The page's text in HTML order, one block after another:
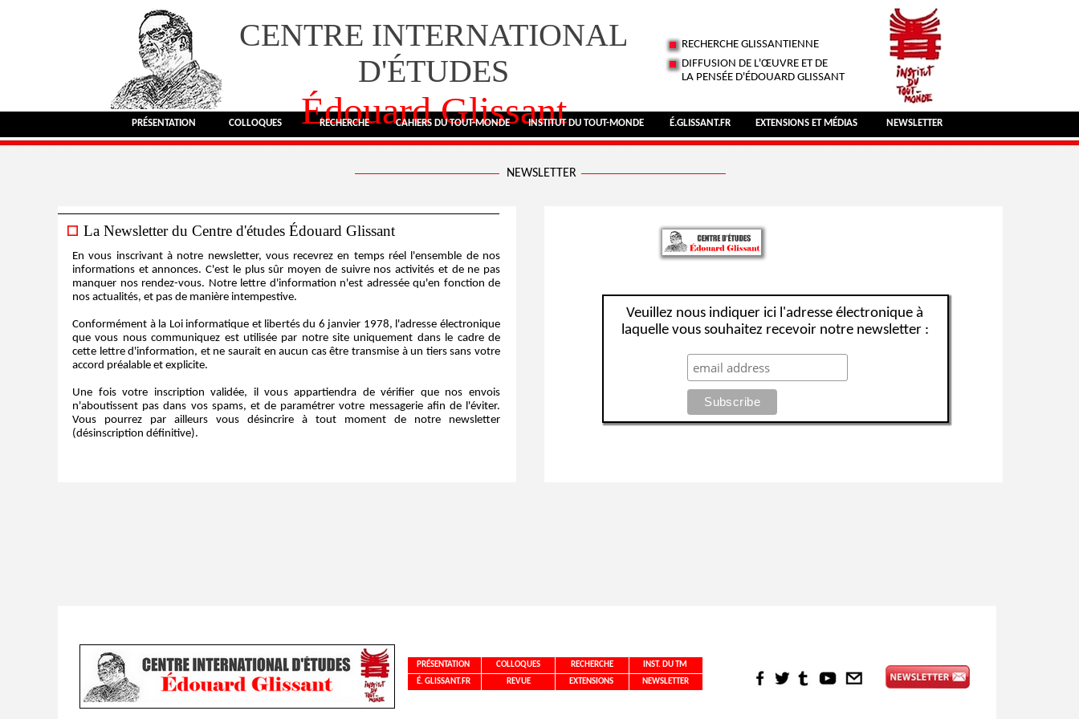
NEWSLETTER
La Newsletter du Centre d'études Édouard Glissant
En vous inscrivant à notre newsletter, vous recevrez en temps réel l'ensemble de nos
informations et annonces. C'est le plus sûr moyen de suivre nos activités et de ne pas
manquer nos rendez-vous. Notre lettre d'information n'est adressée qu'en fonction de
nos actualités, et pas de manière intempestive.
Conformément à la Loi informatique et libertés du 6 janvier 1978, l'adresse électronique
que vous nous communiquez est utilisée par notre site uniquement dans le cadre de
cette lettre d'information, et ne saurait en aucun cas être transmise à un tiers sans votre
accord préalable et explicite.
Une fois votre inscription validée, il vous appartiendra de vérifier que nos envois
n'aboutissent pas dans vos spams, et de paramétrer votre messagerie afin de l'éviter.
Vous pourrez par ailleurs vous désincrire à tout moment de notre newsletter
(désinscription définitive).
Veuillez nous indiquer ici l'adresse électronique à
laquelle vous souhaitez recevoir notre newsletter :
RECHERCHE GLISSANTIENNE
DIFFUSION DE L'ŒUVRE ET DE
LA PENSÉE D'ÉDOUARD GLISSANT
CENTRE INTERNATIONAL
D'ÉTUDES
Édouard Glissant
RECHERCHE
INST. DU TM
REVUE
COLLOQUES
É. GLISSANT.FR
EXTENSIONS
PRÉSENTATION
NEWSLETTER
COLLOQUES RECHERCHE
PRÉSENTATION INSTITUT DU TOUT-MONDE É.GLISSANT.FR NEWSLETTER
CAHIERS DU TOUT-MONDE EXTENSIONS ET MÉDIAS